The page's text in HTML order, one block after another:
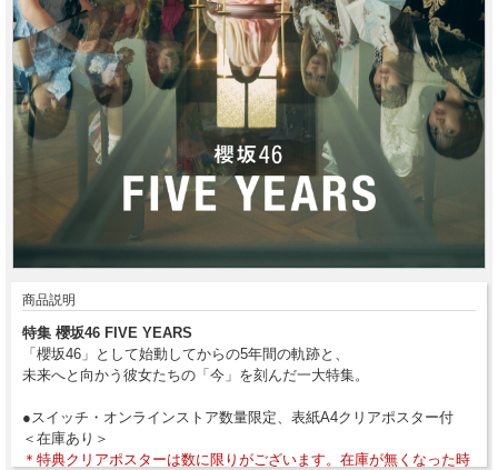
商品説明
特集 櫻坂46 FIVE YEARS
「櫻坂46」として始動してからの5年間の軌跡と、
未来へと向かう彼女たちの「今」を刻んだ一大特集。
●スイッチ・オンラインストア数量限定、表紙A4クリアポスター付
＜在庫あり＞
＊特典クリアポスターは数に限りがございます。在庫が無くなった時